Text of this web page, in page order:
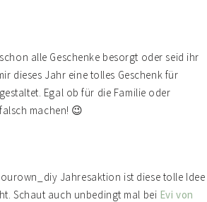
alle Geschenke besorgt oder seid ihr
dieses Jahr eine tolles Geschenk für
Egal ob für die Familie oder
machen! 😉
Jahresaktion ist diese tolle Idee
Schaut auch unbedingt mal bei Evi von